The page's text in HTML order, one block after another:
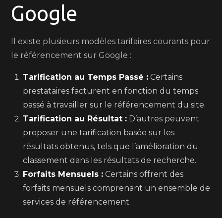
Google
Il existe plusieurs modèles tarifaires courants pour
le référencement sur Google :
Tarification au Temps Passé : Certains
prestataires facturent en fonction du temps
passé à travailler sur le référencement du site.
Tarification au Résultat : D’autres peuvent
proposer une tarification basée sur les
résultats obtenus, tels que l’amélioration du
classement dans les résultats de recherche.
Forfaits Mensuels : Certains offrent des
forfaits mensuels comprenant un ensemble de
services de référencement.